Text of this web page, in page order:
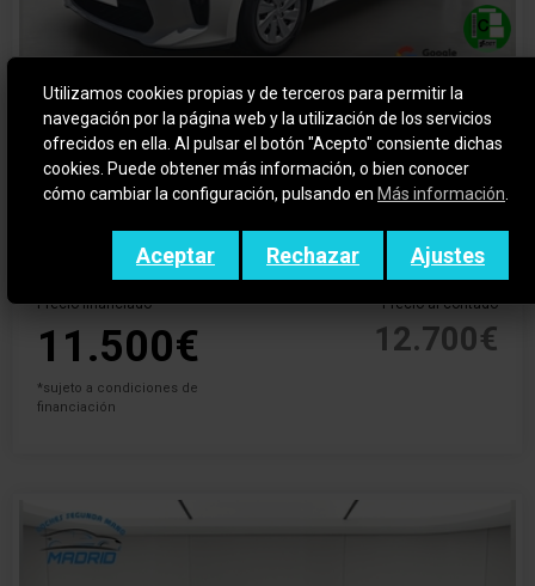
KIA RIO
CONCEPT
2020 Gasolina
Precio financiado
11.500€
*sujeto a condiciones de
financiación
Precio al contado
12.700€
Utilizamos cookies propias y de terceros para permitir la
navegación por la página web y la utilización de los servicios
ofrecidos en ella. Al pulsar el botón "Acepto" consiente dichas
cookies. Puede obtener más información, o bien conocer
cómo cambiar la configuración, pulsando en Más información
Aceptar Rechazar Ajustes